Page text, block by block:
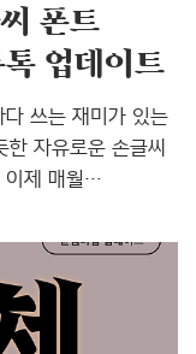
폰트
톡 업데이트
쓰는 재미가 있는
자유로운 손글씨
이제 매월
한 손글씨 폰트
로 쓴 듯한 느낌이
니다. 꾹 눌러 쓰고,
방식이